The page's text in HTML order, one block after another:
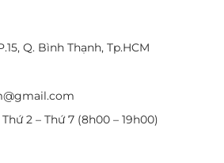
Q. Bình Thạnh, Tp.HCM
2 – Thứ 7 (8h00 – 19h00)